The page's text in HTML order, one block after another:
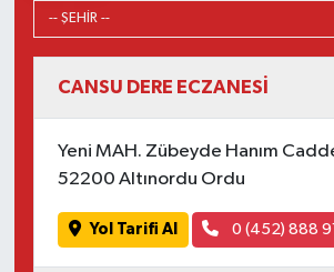
CANSU DERE ECZANESİ
Yeni MAH. Zübeyde Hanım
52200 Altınordu Ordu
Yol Tarifi Al 0 (452) 888